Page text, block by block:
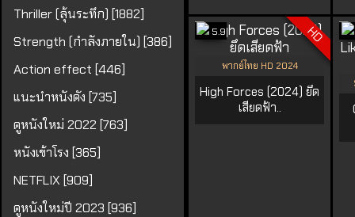
Thriller (ลุ้นระทึก) [1882]
Strength (กำลังภายใน) [386]
Action effect [446]
แนะนำหนังดัง [735]
ดูหนังใหม่ 2022 [763]
หนังเข้าโรง [365]
NETFLIX [909]
ดูหนังใหม่ปี 2023 [936]
HD
5.9
พากย์ไทย HD 2024
High Forces (2024) ยึด
เสียดฟ้า..